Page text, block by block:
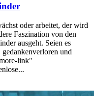
oder arbeitet, der wird
Faszination von den
ausgeht. Seien es
und
link"